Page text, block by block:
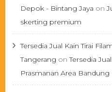
Depok - Bintang Jaya on
skerting premium
Tersedia Jual Kain Tirai
Tangerang onTersedia
Prasmanan Area Bandung